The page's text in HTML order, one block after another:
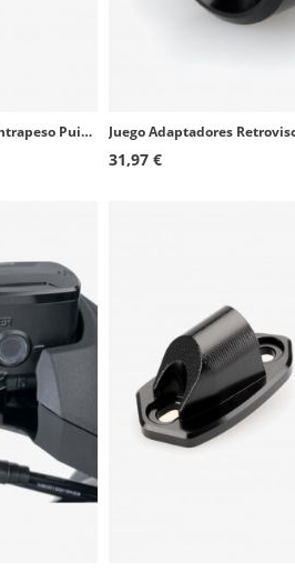
Juego Adaptadores Retrovisor Contrapeso Puig 9583Px2 Yamaha FZ, MT, TDM 900, T-MAX 530, XJ6, XJR1300, X-MAX, XSR
31,97 €